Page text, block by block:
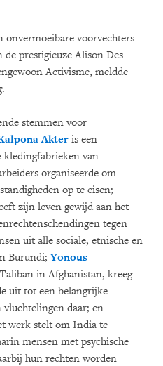
voorvechters
prestigieuze Alison Des
Activisme, meldde
stemmen voor
Akter is een
van
organiseerde om
op te eisen;
zijn leven gewijd aan het
tegen
uit alle sociale, etnische en
Burundi;Yonous
in Afghanistan, kreeg
uit tot een belangrijke
vluchtelingen daar; en
werk stelt om India te
mensen met psychische
hun rechten worden